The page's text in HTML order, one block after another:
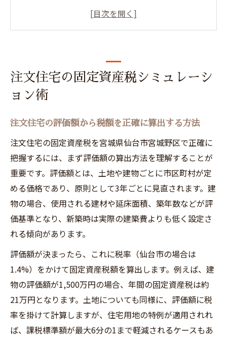
仙台市の固定資産税平均を活用した注文住
注文住宅の固定資産税を減額する実践シミ
ュレーション
の備え方
住宅用地特例で税負担を最適化する方法
注文住宅に活かす住宅用地特例の仕組みと
効果
仙台市で小規模住宅用地特例を注文住宅に
適用する手順
注文住宅の税負担を軽減する住宅用地特例
活用術
固定資産税の減税を最大化する特例適用の
ポイント
注文住宅で気を付けたい特例申請と必要な
確認事項
宮城野区で知っておきたい固定資産税対策
注文住宅の固定資産税対策に有効な減税制
注文住宅の固定資産税シミュレーシ
ョン術
注文住宅の評価額から税額を正確に算出する方法
注文住宅の固定資産税を宮城県仙台市宮城野区で正確に
把握するには、まず評価額の算出方法を理解することが
重要です。評価額とは、土地や建物ごとに市区町村が定
める価格であり、原則として3年ごとに見直されます。建
物の場合、使用される建材や延床面積、築年数などが評
価基準となり、新築時は実際の建築費よりも低く設定さ
れる傾向があります。
評価額が決まったら、これに税率（仙台市の場合は
1.4%）をかけて固定資産税額を算出します。例えば、建
物の評価額が1,500万円の場合、年間の固定資産税は約
21万円となります。土地についても同様に、評価額に税
率を掛けて計算しますが、住宅用地の特例が適用されれ
ば、課税標準額が最大6分の1まで軽減されるケースもあ